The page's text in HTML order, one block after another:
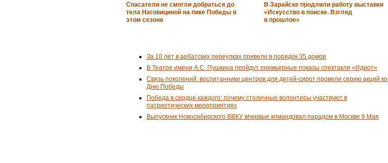
Спасатели не смогли добраться до
тела Наговициной на пике Победы в
этом сезоне
В Зарайске продлили работу выставки
«Искусство в поиске. Взгляд
в прошлое»
За 10 лет в арбатских переулках привели в порядок 35 домов
В Театре имени А.С. Пушкина пройдут премьерные показы спектакля «Идиот»
Связь поколений: воспитанники центров для детей-сирот провели серию акций ко
Дню Победы
Победа в сердце каждого: почему столичные волонтеры участвуют в
патриотических мероприятиях
Выпускник Новосибирского ВВКУ впервые командовал парадом в Москве 9 Мая